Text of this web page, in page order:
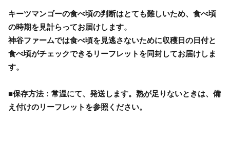
キーツマンゴーの食べ頃の判断はとても難しいため、食べ頃
の時期を見計らってお届けします。
神谷ファームでは食べ頃を見逃さないために収穫日の日付と
食べ頃がチェックできるリーフレットを同封してお届けしま
す。
■保存方法：常温にて、発送します。熟が足りないときは、備
え付けのリーフレットを参照ください。